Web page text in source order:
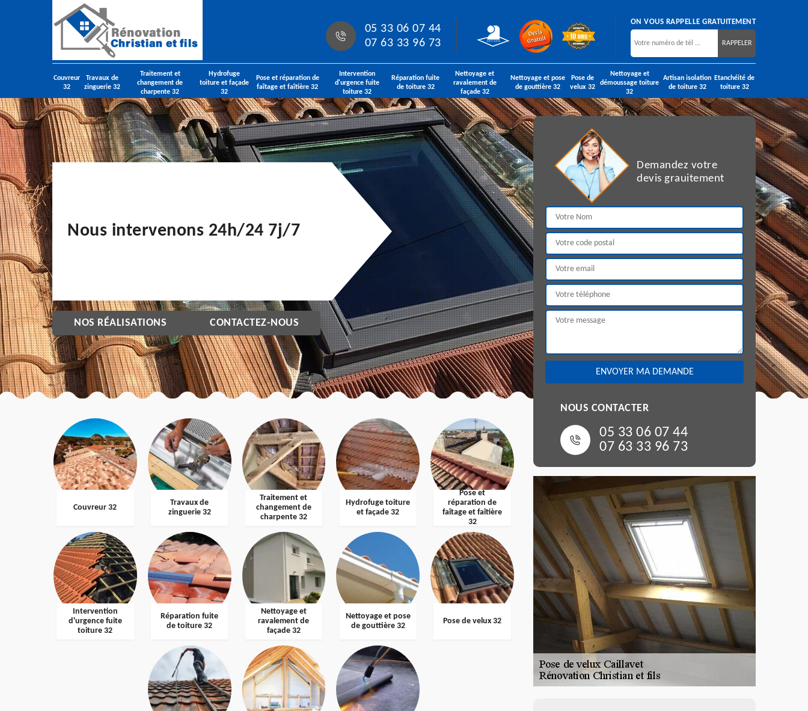
05 33 06 07 44
07 63 33 96 73
ON VOUS RAPPELLE GRATUITEMENT
Couvreur
32
Travaux de
zinguerie 32
Traitement et
changement de
charpente 32
Hydrofuge
toiture et façade
32
Pose et réparation de
faîtage et faîtière 32
Intervention
d'urgence fuite
toiture 32
Réparation fuite
de toiture 32
Nettoyage et
ravalement de
façade 32
Nettoyage et pose
de gouttière 32
Pose de
velux 32
Nettoyage et
démoussage toiture
32
Artisan isolation
de toiture 32
Etanchéité de
toiture 32
Nous intervenons 24h/24 7j/7
NOS RÉALISATIONS CONTACTEZ-NOUS
Couvreur 32
Travaux de
zinguerie 32
Traitement et
changement de
charpente 32
Hydrofuge toiture
et façade 32
Pose et
réparation de
faîtage et faîtière
32
Intervention
d'urgence fuite
toiture 32
Réparation fuite
de toiture 32
Nettoyage et
ravalement de
façade 32
Nettoyage et pose
de gouttière 32
Pose de velux 32
Demandez votre
devis grauitement
NOUS CONTACTER
05 33 06 07 44
07 63 33 96 73